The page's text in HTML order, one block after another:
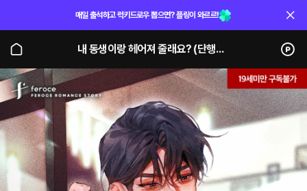
매일 출석하고 럭키드로우 뽑으면? 플링이 와르르!
내 동생이랑 헤어져 줄래요? (단행본)